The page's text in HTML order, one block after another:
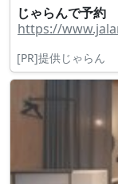
じゃらんで予約
https://
[PR]提供じゃらん